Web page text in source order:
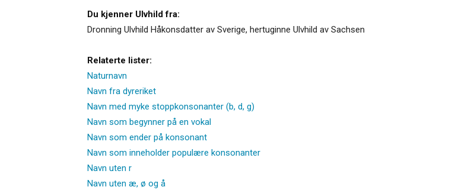
Du kjenner Ulvhild fra:
Dronning Ulvhild Håkonsdatter av Sverige, hertuginne Ulvhild av Sachsen
Relaterte lister:
Naturnavn
Navn fra dyreriket
Navn med myke stoppkonsonanter (b, d, g)
Navn som begynner på en vokal
Navn som ender på konsonant
Navn som inneholder populære konsonanter
Navn uten r
Navn uten æ, ø og å